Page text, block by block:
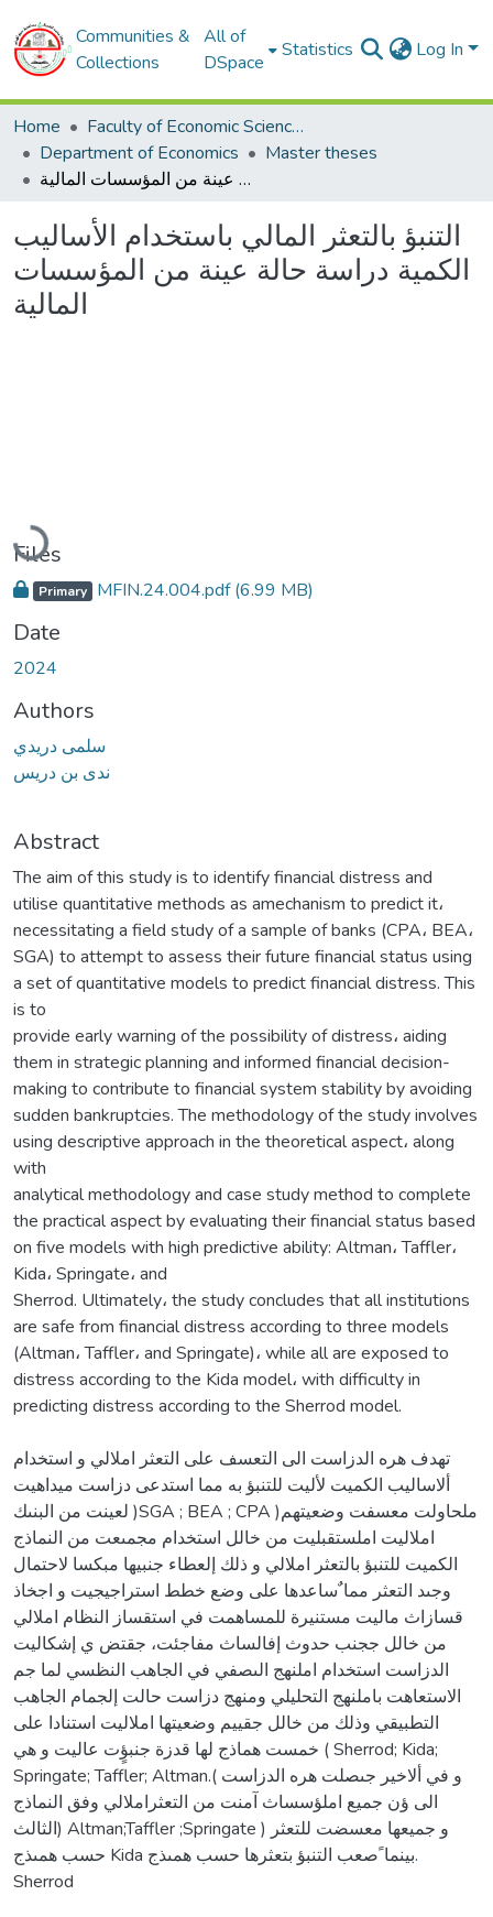
Communities &
Collections
All of
DSpace
Statistics Log In
Home
Faculty of Economic Sciences, Commerce and Management Sciences
Department of Economics
Master theses
التنبؤ بالتعثر المالي باستخدام الأساليب الكمية دراسة حالة عينة من المؤسسات المالية
التنبؤ بالتعثر المالي باستخدام الأساليب
الكمية دراسة حالة عينة من المؤسسات
المالية
Loading...
Files
Primary MFIN.24.004.pdf(6.99 MB)
Date
2024
Authors
سلمى دريدي
ندى بن دريس
Abstract
The aim of this study is to identify financial distress and
utilise quantitative methods as amechanism to predict it،
necessitating a field study of a sample of banks (CPA، BEA،
SGA) to attempt to assess their future financial status using
a set of quantitative models to predict financial distress. This
is to
provide early warning of the possibility of distress، aiding
them in strategic planning and informed financial decision-
making to contribute to financial system stability by avoiding
sudden bankruptcies. The methodology of the study involves
using descriptive approach in the theoretical aspect، along
with
analytical methodology and case study method to complete
the practical aspect by evaluating their financial status based
on five models with high predictive ability: Altman، Taffler،
Kida، Springate، and
Sherrod. Ultimately، the study concludes that all institutions
are safe from financial distress according to three models
(Altman، Taffler، and Springate)، while all are exposed to
distress according to the Kida model، with difficulty in
predicting distress according to the Sherrod model.
تهدف هره الدزاست الى التعسف على التعثر املالي و استخدام
ألاساليب الكميت لأليت للتنبؤ به مما استدعى دزاست ميداهيت
لعينت من البنىك )SGA ; BEA ; CPA )ملحاولت معسفت وضعيتهم
املاليت املستقبليت من خالل استخدام مجمىعت من النماذج
الكميت للتنبؤ بالتعثر املالي و ذلك إلعطاء جنبيها مبكسا لاحتمال
وجىد التعثر مما ٌساعدها على وضع خطط استراجيجيت و اجخاذ
قسازاث ماليت مستنيرة للمساهمت في استقساز النظام املالي
من خالل ججنب حدوث إفالساث مفاجئت، جقتض ي إشكاليت
الدزاست استخدام املنهج الىصفي في الجاهب النظسي لما جم
الاستعاهت باملنهج التحليلي ومنهج دزاست حالت إلجمام الجاهب
التطبيقي وذلك من خالل جقييم وضعيتها املاليت استنادا على
خمست هماذج لها قدزة جنبؤٍت عاليت و هي ( Sherrod; Kida;
Springate; Taffler; Altman.( و في ألاخير جىصلت هره الدزاست
الى ؤن جميع املؤسساث آمنت من التعثراملالي وفق النماذج
الثالث) Altman;Taffler ;Springate ) و جميعها معسضت للتعثر
حسب همىذج Kida بينما ًصعب التنبؤ بتعثرها حسب همىذج.
Sherrod